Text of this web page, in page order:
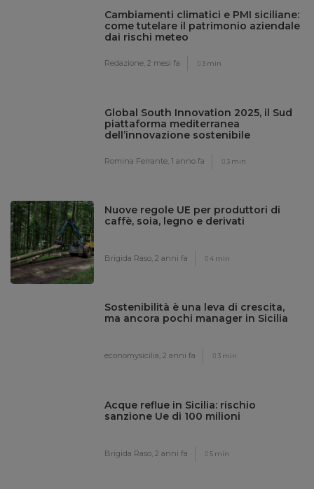
Cambiamenti climatici e PMI siciliane:
come tutelare il patrimonio aziendale
dai rischi meteo
Redazione,2 mesi fa 3 min
Global South Innovation 2025, il Sud
piattaforma mediterranea
dell’innovazione sostenibile
Romina Ferrante,1 anno fa 3 min
Nuove regole UE per produttori di
caffè, soia, legno e derivati
Brigida Raso,2 anni fa 4 min
Sostenibilità è una leva di crescita,
ma ancora pochi manager in Sicilia
economysicilia,2 anni fa 3 min
Acque reflue in Sicilia: rischio
sanzione Ue di 100 milioni
Brigida Raso,2 anni fa 5 min